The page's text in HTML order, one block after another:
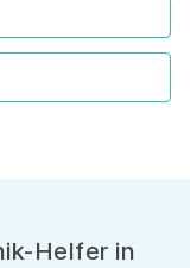
Helfer in